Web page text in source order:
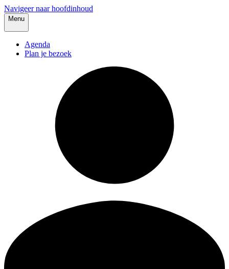
Navigeer naar hoofdinhoud
Menu
Agenda
Plan je bezoek